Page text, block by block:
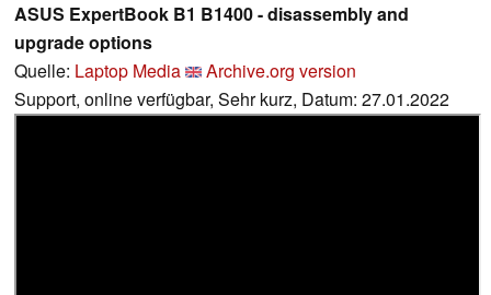
ASUS ExpertBook B1 B1400 - disassembly and
upgrade options
Quelle: Laptop Media
Archive.org version
Support, online verfügbar, Sehr kurz, Datum: 27.01.2022